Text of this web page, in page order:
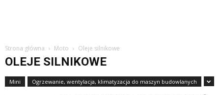
Strona główna Moto Oleje silnikowe
OLEJE SILNIKOWE
Mini Ogrzewanie, wentylacja, klimatyzacja do maszyn budowlanych